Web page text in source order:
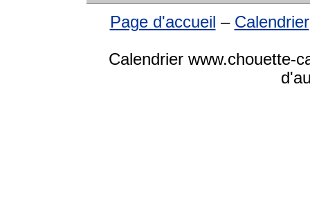
Page d'accueil – Calendrier
Calendrier www.chouette-